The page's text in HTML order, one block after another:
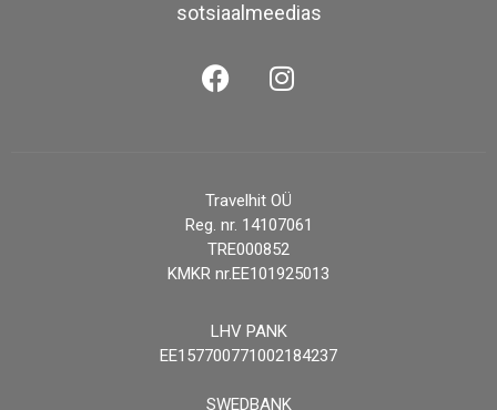
sotsiaalmeedias
Travelhit OÜ
Reg. nr. 14107061
TRE000852
KMKR nr.EE101925013
LHV PANK
EE157700771002184237
SWEDBANK